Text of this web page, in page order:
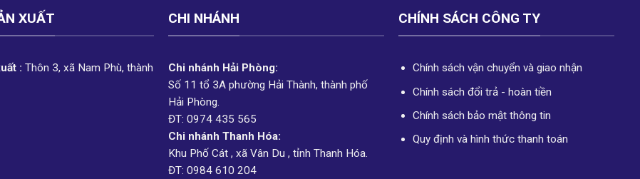
XUẤT
: Thôn 3, xã Nam Phù, thành
CHI NHÁNH
Chi nhánh Hải Phòng:
Số 11 tổ 3A phường Hải Thành, thành phố
Hải Phòng.
ĐT: 0974 435 565
Chi nhánh Thanh Hóa:
Khu Phố Cát , xã Vân Du , tỉnh Thanh Hóa.
ĐT: 0984 610 204
CHÍNH SÁCH CÔNG TY
Chính sách vận chuyển và giao nhận
Chính sách đổi trả - hoàn tiền
Chính sách bảo mật thông tin
Quy định và hình thức thanh toán